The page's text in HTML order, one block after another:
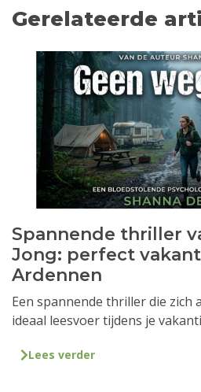
Gerelateerde
Spannende thriller
Jong: perfect
Ardennen
Een spannende thriller die zich
ideaal leesvoer tijdens je
Lees verder